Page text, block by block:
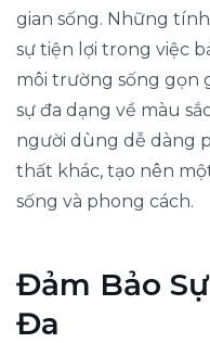
gian sống. Những
sự tiện lợi trong việc
môi trường sống gọn
sự đa dạng về màu
người dùng dễ dàng
thất khác, tạo nên
sống và phong cách.
Đảm Bảo
Đa